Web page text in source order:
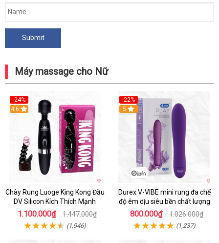
Máy massage cho Nữ
-24%
4.6
Chày Rung Luoge King Kong Đầu
DV Silicon Kích Thích Mạnh
1.100.000₫ 1.447.000₫
(1,946)
-22%
Hot
5
Durex V-VIBE mini rung đa chế
độ êm dịu siêu bền chất lượng
800.000₫ 1.026.000₫
(1,237)